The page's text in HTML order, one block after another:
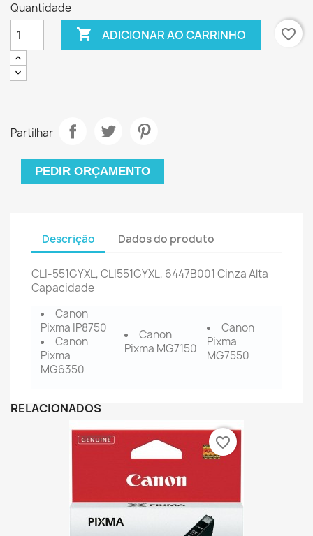
Quantidade
 ADICIONAR AO CARRINHO favorite_border
Partilhar
PEDIR ORÇAMENTO
Descrição Dados do produto
CLI-551GYXL, CLI551GYXL, 6447B001 Cinza Alta
Capacidade
Canon
Pixma IP8750
Canon
Pixma
MG6350
Canon
Pixma MG7150
Canon
Pixma
MG7550
RELACIONADOS
favorite_border